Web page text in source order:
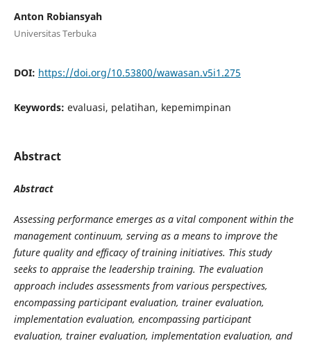
Anton Robiansyah
Universitas Terbuka
DOI: https://doi.org/10.53800/wawasan.v5i1.275
Keywords: evaluasi, pelatihan, kepemimpinan
Abstract
Abstract
Assessing performance emerges as a vital component within the
management continuum, serving as a means to improve the
future quality and efficacy of training initiatives. This study
seeks to appraise the leadership training. The evaluation
approach includes assessments from various perspectives,
encompassing participant evaluation, trainer evaluation,
implementation evaluation, encompassing participant
evaluation, trainer evaluation, implementation evaluation, and